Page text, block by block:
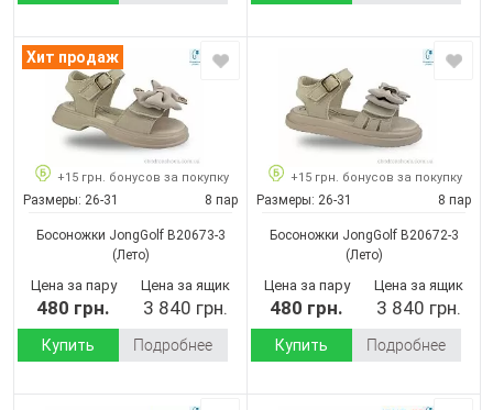
Хит продаж
+15 грн. бонусов за покупку
Размеры: 26-31 8 пар
Босоножки JongGolf B20673-3
(Лето)
Цена за пару
480 грн.
Цена за ящик
3 840 грн.
Купить Подробнее
+15 грн. бонусов за покупку
Размеры: 26-31 8 пар
Босоножки JongGolf B20672-3
(Лето)
Цена за пару
480 грн.
Цена за ящик
3 840 грн.
Купить Подробнее